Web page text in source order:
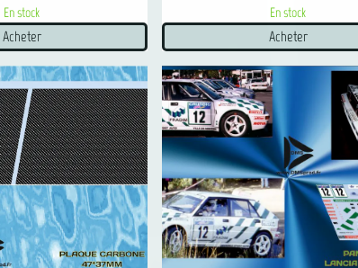
En stock
Acheter
En stock
Acheter